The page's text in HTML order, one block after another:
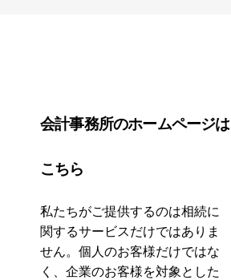
会計事務所のホームページは
こちら
私たちがご提供するのは相続に
関するサービスだけではありま
せん。個人のお客様だけではな
く、企業のお客様を対象とした